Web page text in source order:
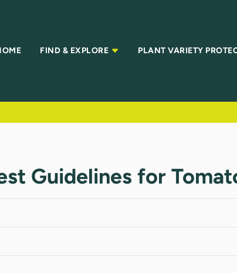
FIND & EXPLORE PLANT VARIETY
Guidelines for